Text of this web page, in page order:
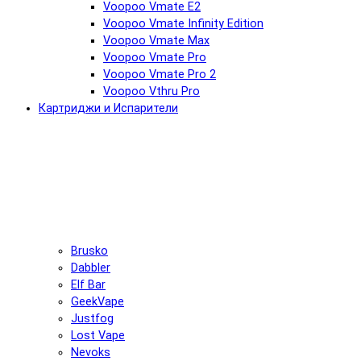
Voopoo Vmate E2
Voopoo Vmate Infinity Edition
Voopoo Vmate Max
Voopoo Vmate Pro
Voopoo Vmate Pro 2
Voopoo Vthru Pro
Картриджи и Испарители
Brusko
Dabbler
Elf Bar
GeekVape
Justfog
Lost Vape
Nevoks